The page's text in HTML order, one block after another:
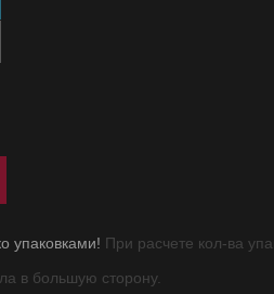
упаковками! При расчете кол-ва
в большую сторону.